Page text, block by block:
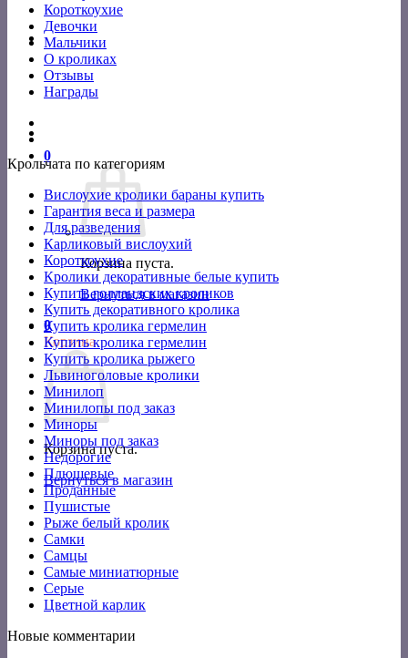
Короткоухие
Девочки
Мальчики
О кроликах
Отзывы
Награды
0
Корзина пуста.
Вернуться в магазин
0
Корзина
Корзина пуста.
Вернуться в магазин
Крольчата по категориям
Вислоухие кролики бараны купить
Гарантия веса и размера
Для разведения
Карликовый вислоухий
Короткоухие
Кролики декоративные белые купить
Купить голландских кроликов
Купить декоративного кролика
Купить кролика гермелин
Купить кролика гермелин
Купить кролика рыжего
Львиноголовые кролики
Минилоп
Минилопы под заказ
Миноры
Миноры под заказ
Недорогие
Плюшевые
Проданные
Пушистые
Рыже белый кролик
Самки
Самцы
Самые миниатюрные
Серые
Цветной карлик
Новые комментарии